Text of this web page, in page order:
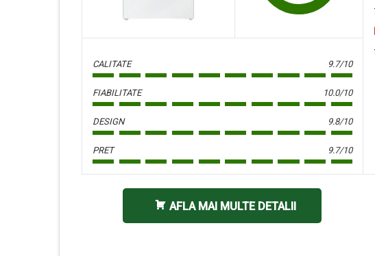
CALITATE 9.7/10
FIABILITATE 10.0/10
DESIGN 9.8/10
PRET 9.7/10
AFLA MAI MULTE DETALII